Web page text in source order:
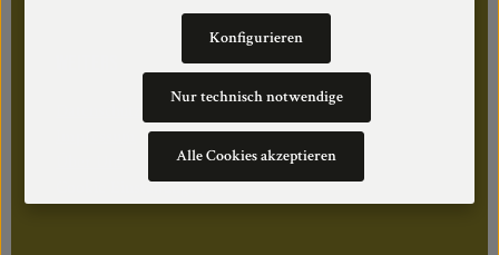
Cookie Einstellungen
Nur technisch notwendige
Konfigurieren
Alle Cookies akzeptieren